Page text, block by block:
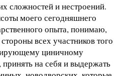
сложностей и нестроений.
моего сегодняшнего
опыта, понимаю,
всех участников того
циничному
на себя и выдержать